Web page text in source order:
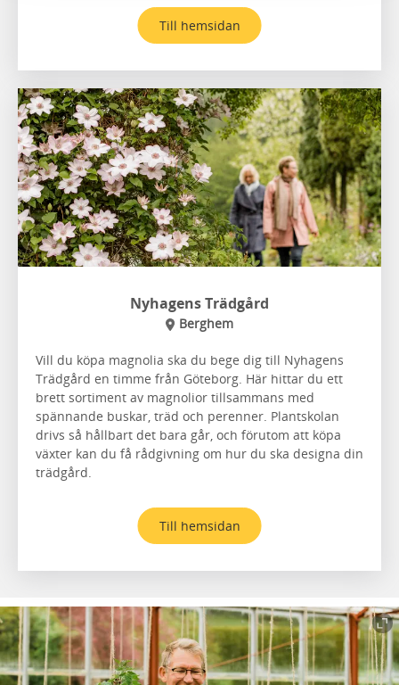
Till hemsidan
Nyhagens Trädgård
Berghem
Vill du köpa magnolia ska du bege dig till Nyhagens
Trädgård en timme från Göteborg. Här hittar du ett
brett sortiment av magnolior tillsammans med
spännande buskar, träd och perenner. Plantskolan
drivs så hållbart det bara går, och förutom att köpa
växter kan du få rådgivning om hur du ska designa din
trädgård.
Till hemsidan